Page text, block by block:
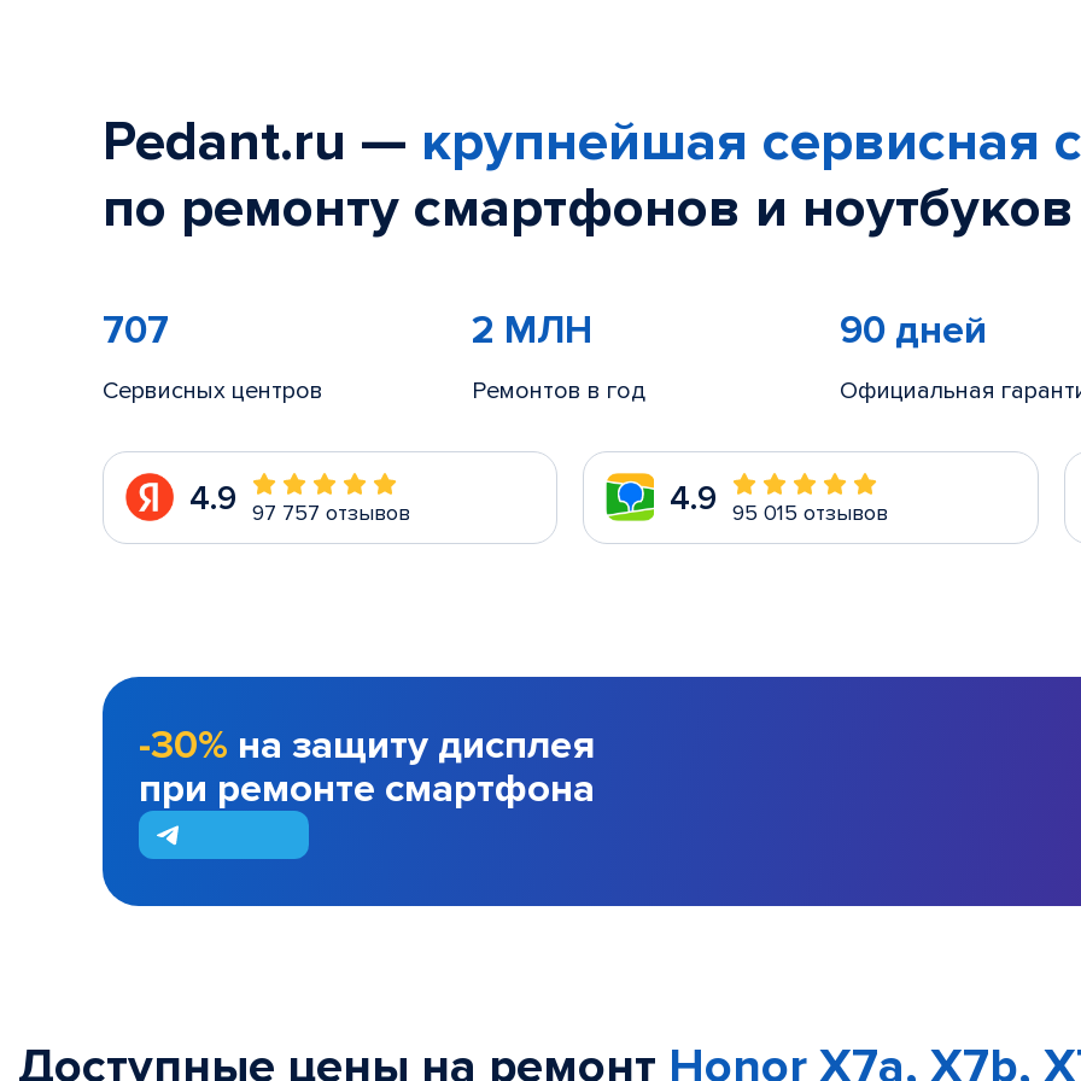
Pedant.ru — крупнейшая сервисная
по ремонту смартфонов и
707
Сервисных центров
2 МЛН
Ремонтов в год
90 дней
Официальная
4.9 97 757 отзывов 4.9 95 015 отзывов
-30% на защиту дисплея
при ремонте смартфона
Доступные цены на ремонт Honor X7a, X7b,